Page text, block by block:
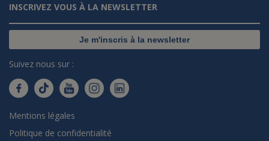
INSCRIVEZ VOUS À LA NEWSLETTER
Je m'inscris à la newsletter
Suivez nous sur :
Mentions légales
Politique de confidentialité